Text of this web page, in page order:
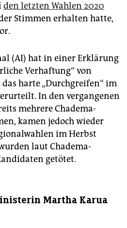
den letzten Wahlen 2020
Stimmen erhalten hatte,
(AI) hat in einer Erklärung
Verhaftung“ von
harte „Durchgreifen“ im
In den vergangenen
mehrere Chadema-
kamen jedoch wieder
im Herbst
laut Chadema-
getötet.
Martha Karua